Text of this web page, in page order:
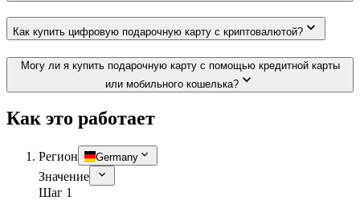
Как купить цифровую подарочную карту с криптовалютой?
Могу ли я купить подарочную карту с помощью кредитной карты
или мобильного кошелька?
Как это работает
Регион Germany
Значение
Шаг 1